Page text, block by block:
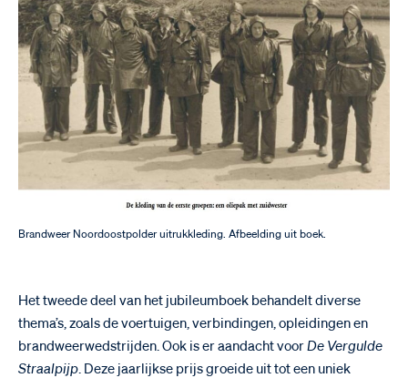
Brandweer Noordoostpolder uitrukkleding. Afbeelding uit boek.
Het tweede deel van het jubileumboek behandelt diverse
thema’s, zoals de voertuigen, verbindingen, opleidingen en
brandweerwedstrijden. Ook is er aandacht voor De Vergulde
Straalpijp. Deze jaarlijkse prijs groeide uit tot een uniek